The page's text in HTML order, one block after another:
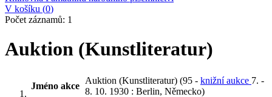
V košíku (0)
Počet záznamů: 1
Auktion (Kunstliteratur)
Jméno akce
Auktion (Kunstliteratur) (95 - knižní aukce 7. -
8. 10. 1930 : Berlin, Německo)